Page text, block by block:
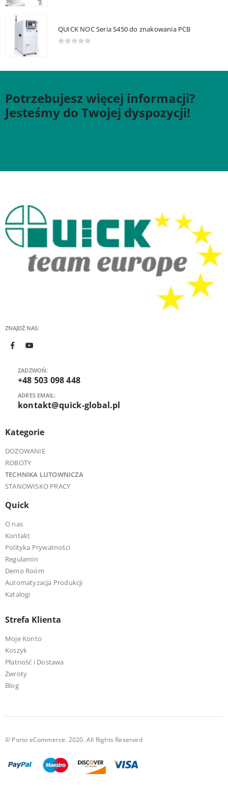
QUICK NOC Seria S450 do znakowania PCB
Potrzebujesz więcej informacji?
Jesteśmy do Twojej dyspozycji!
ZNAJDŹ NAS:
ZADZWOŃ:
+48 503 098 448
ADRES EMAIL:
kontakt@quick-global.pl
Kategorie
DOZOWANIE
ROBOTY
TECHNIKA LUTOWNICZA
STANOWISKO PRACY
Quick
O nas
Kontakt
Polityka Prywatności
Regulamin
Demo Room
Automatyzacja Produkcji
Katalogi
Strefa Klienta
Moje Konto
Koszyk
Płatność i Dostawa
Zwroty
Blog
© Porto eCommerce. 2020. All Rights Reserved